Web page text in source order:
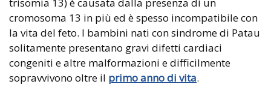
cromosoma 13 in più ed è spesso incompatibile con
la vita del feto. I bambini nati con sindrome di Patau
solitamente presentano gravi difetti cardiaci
congeniti e altre malformazioni e difficilmente
sopravvivono oltre il primo anno di vita.